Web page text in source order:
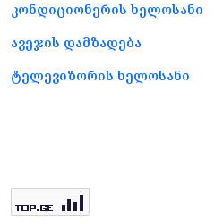
კონდიციონერის ხელოსანი
ავეჯის დამზადება
ტელევიზორის ხელოსანი